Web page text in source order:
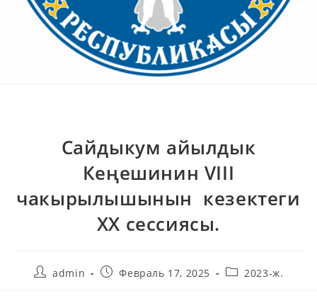
Сайдыкум айылдык
Кеңешинин VIII
чакырылышынын кезектеги
XX сессиясы.
admin Февраль 17, 2025 2023-ж.